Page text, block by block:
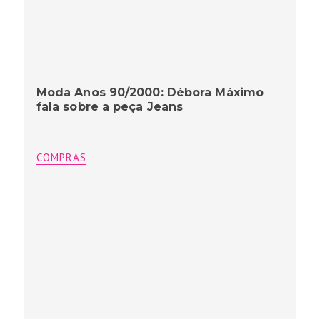
Moda Anos 90/2000: Débora Máximo
fala sobre a peça Jeans
COMPRAS